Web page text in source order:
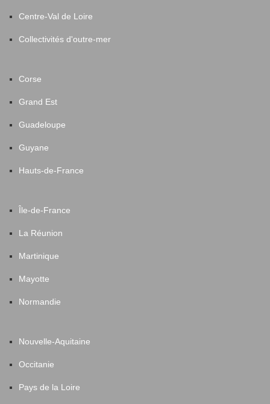
Centre-Val de Loire
Collectivités d'outre-mer
Corse
Grand Est
Guadeloupe
Guyane
Hauts-de-France
Île-de-France
La Réunion
Martinique
Mayotte
Normandie
Nouvelle-Aquitaine
Occitanie
Pays de la Loire